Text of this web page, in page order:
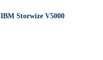
IBM Storwize V5000